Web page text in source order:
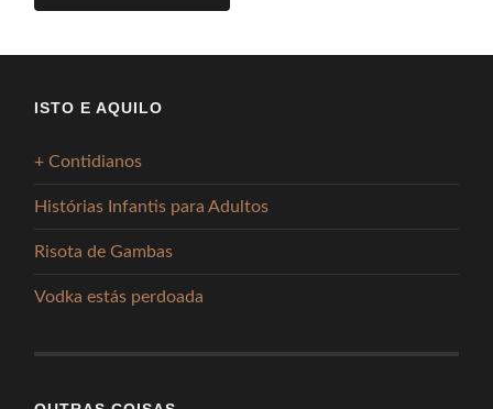
ISTO E AQUILO
+ Contidianos
Histórias Infantis para Adultos
Risota de Gambas
Vodka estás perdoada